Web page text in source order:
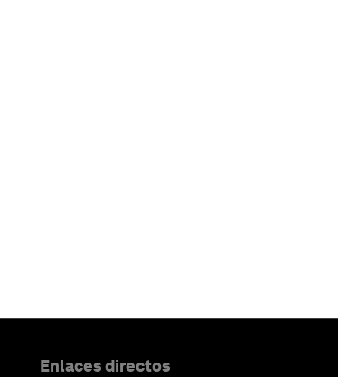
Enlaces directos